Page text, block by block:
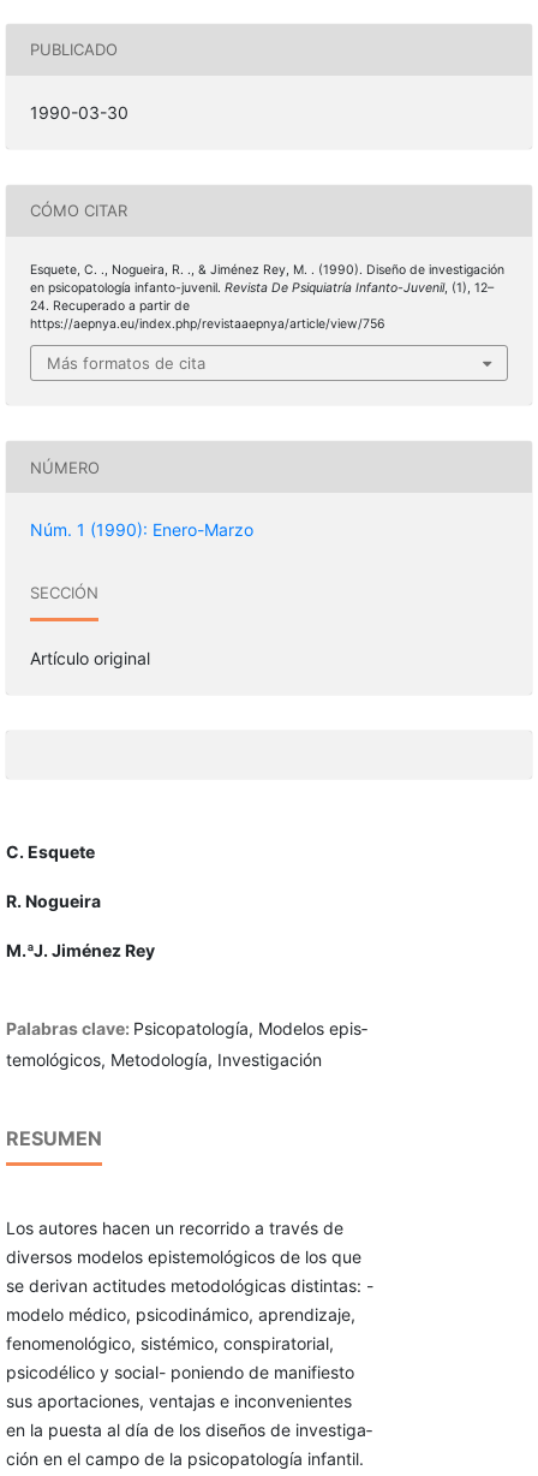
PUBLICADO
1990-03-30
CÓMO CITAR
Esquete, C. ., Nogueira, R. ., & Jiménez Rey, M. . (1990). Diseño de investigación
en psicopatología infanto-juvenil. Revista De Psiquiatría Infanto-Juvenil, (1), 12–
24. Recuperado a partir de
https://aepnya.eu/index.php/revistaaepnya/article/view/756
Más formatos de cita
NÚMERO
Núm. 1 (1990): Enero-Marzo
SECCIÓN
Artículo original
C. Esquete
R. Nogueira
M.ªJ. Jiménez Rey
Palabras clave: Psicopatología, Modelos epis­
temológicos, Metodología, Investigación
RESUMEN
Los autores hacen un recorrido a través de
diversos modelos epistemológicos de los que
se derivan actitudes metodológicas distintas: -
modelo médico, psicodinámico, aprendiza­je,
fenomenológico, sistémico, conspiratorial,
psicodélico y social- poniendo de manifies­to
sus aportaciones, ventajas e inconvenientes
en la puesta al día de los diseños de investiga­
ción en el campo de la psicopatología infantil.